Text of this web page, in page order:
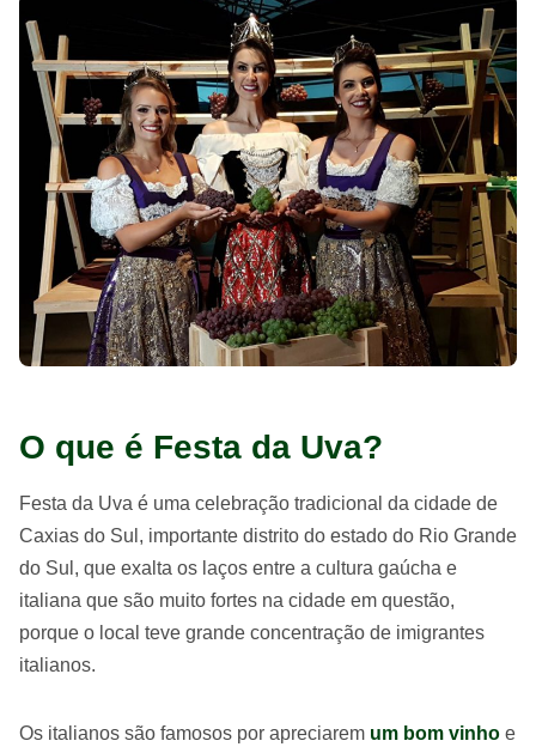
O que é Festa da Uva?
Festa da Uva é uma celebração tradicional da cidade de
Caxias do Sul, importante distrito do estado do Rio Grande
do Sul, que exalta os laços entre a cultura gaúcha e
italiana que são muito fortes na cidade em questão,
porque o local teve grande concentração de imigrantes
italianos.
Os italianos são famosos por apreciarem um bom vinho e